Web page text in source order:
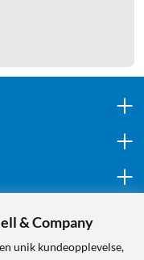
& Company
unik kundeopplevelse,